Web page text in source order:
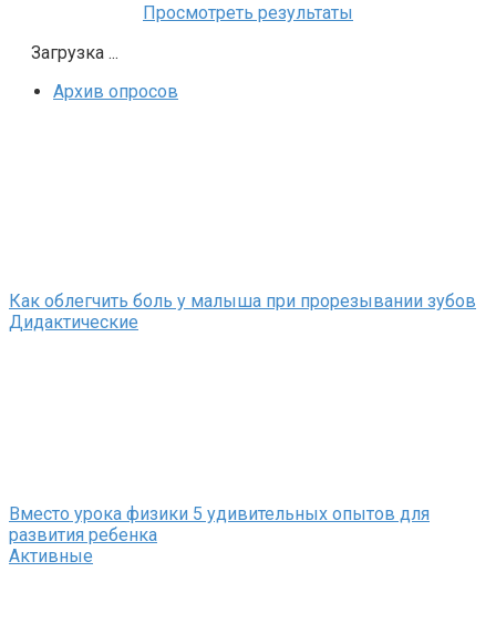
Просмотреть результаты
Загрузка ...
Архив опросов
Как облегчить боль у малыша при прорезывании зубов
Дидактические
Вместо урока физики 5 удивительных опытов для
развития ребенка
Активные